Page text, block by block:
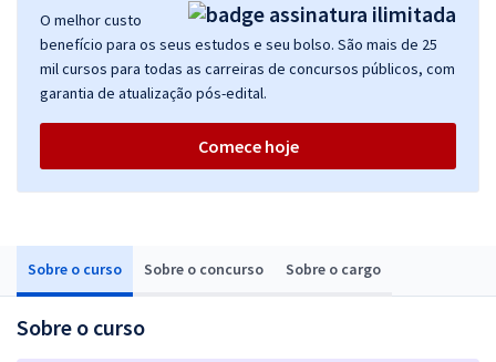
Sobre o curso Sobre o concurso Sobre o cargo
Sobre o curso
O melhor custo
benefício para os seus estudos e seu bolso. São mais de 25
mil cursos para todas as carreiras de concursos públicos, com
garantia de atualização pós-edital.
Comece hoje